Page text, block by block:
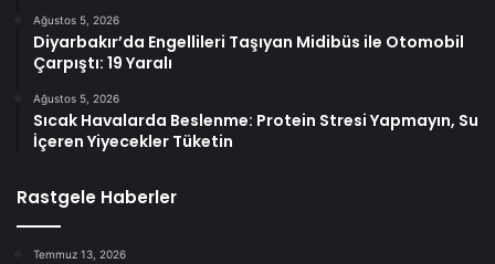
Ağustos 5, 2026
Diyarbakır’da Engellileri Taşıyan Midibüs ile Otomobil
Çarpıştı: 19 Yaralı
Ağustos 5, 2026
Sıcak Havalarda Beslenme: Protein Stresi Yapmayın, Su
İçeren Yiyecekler Tüketin
Rastgele Haberler
Temmuz 13, 2026